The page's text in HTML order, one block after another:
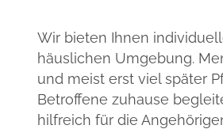
Wir bieten Ihnen
häuslichen Umgebung.
und meist erst viel später
Betroffene zuhause
hilfreich für die